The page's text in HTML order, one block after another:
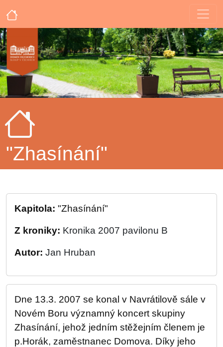
"Zhasínání"
Kapitola: "Zhasínání"
Z kroniky: Kronika 2007 pavilonu B
Autor: Jan Hruban
Dne 13.3. 2007 se konal v Navrátilově sále v
Novém Boru významný koncert skupiny
Zhasínání, jehož jedním stěžejním členem je
p.Horák, zaměstnanec Domova. Díky jeho